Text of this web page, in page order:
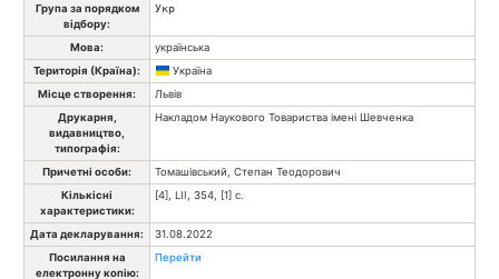
Група за порядком
відбору:
Укр
Мова:
українська
Територія (Країна):
Україна
Місце створення:
Львів
Друкарня,
видавництво,
типографія:
Накладом Наукового Товариства імені Шевченка
Причетні особи:
Томашівський, Степан Теодорович
Кількісні
характеристики:
[4], LII, 354, [1] с.
Дата декларування:
31.08.2022
Посилання на
електронну копію:
Перейти